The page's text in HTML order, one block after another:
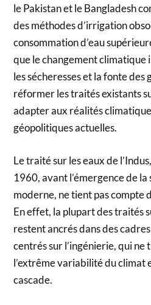
le Pakistan et le Bangladesh
des méthodes d’irrigation
consommation d’eau
que le changement climatique
les sécheresses et la fonte des
réformer les traités existants
adapter aux réalités
géopolitiques actuelles.
Le traité sur les eaux de
1960, avant l’émergence de
moderne, ne tient pas compte
En effet, la plupart des traités
restent ancrés dans des
centrés sur l’ingénierie, qui ne
l’extrême variabilité du climat
cascade.